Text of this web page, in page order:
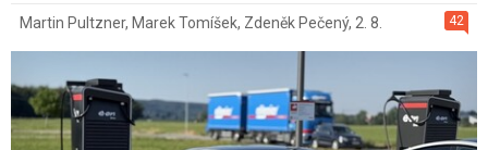
42
Martin Pultzner, Marek Tomíšek, Zdeněk Pečený, 2. 8.